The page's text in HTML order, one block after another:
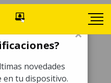
×
novedades
en tu dispositivo.